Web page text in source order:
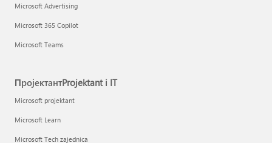
Microsoft Advertising
Microsoft 365 Copilot
Microsoft Teams
ПројектантProjektant i IT
Microsoft projektant
Microsoft Learn
Microsoft Tech zajednica